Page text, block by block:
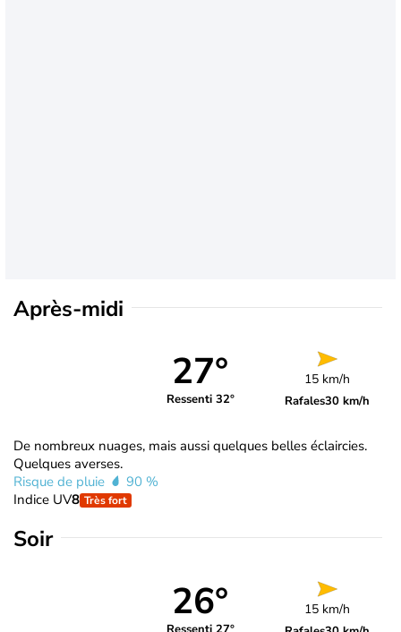
Après-midi
27°
Ressenti 32°
15 km/h
Rafales30 km/h
De nombreux nuages, mais aussi quelques belles éclaircies.
Quelques averses.
Risque de pluie
90 %
Indice UV8 Très fort
Soir
26° 15 km/h